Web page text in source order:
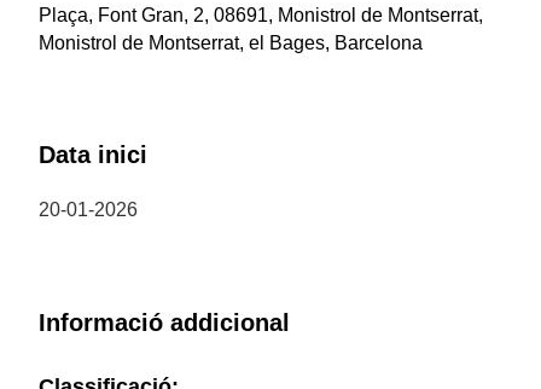
Plaça, Font Gran, 2, 08691, Monistrol de Montserrat,
Monistrol de Montserrat, el Bages, Barcelona
Data inici
20-01-2026
Informació addicional